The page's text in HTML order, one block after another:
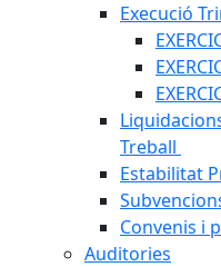
Execució
Treball
Estabilitat
Convenis i
Auditories